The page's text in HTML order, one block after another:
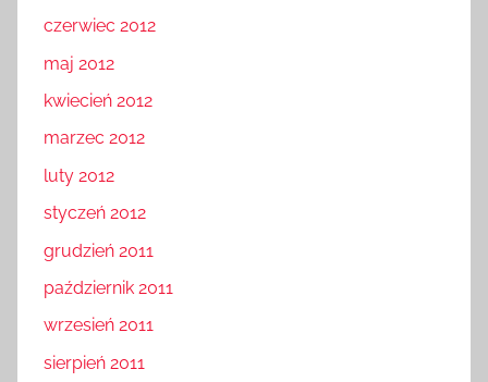
czerwiec 2012
maj 2012
kwiecień 2012
marzec 2012
luty 2012
styczeń 2012
grudzień 2011
październik 2011
wrzesień 2011
sierpień 2011